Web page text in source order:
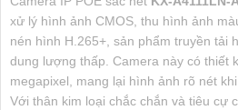
xử lý hình ảnh CMOS, thu hình ảnh
nén hình H.265+, sản phẩm truyền tải
dung lượng thấp. Camera này có thiết
megapixel, mang lại hình ảnh rõ nét
Với thân kim loại chắc chắn và tiêu cự